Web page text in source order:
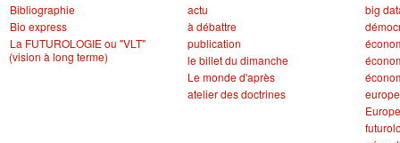
Bibliographie
Bio express
La FUTUROLOGIE ou "VLT"
(vision à long terme)
actu
à débattre
publication
le billet du dimanche
Le monde d'après
atelier des doctrines
big
europe
Europe